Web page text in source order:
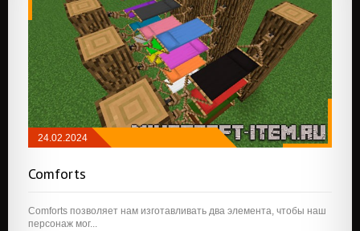
24.02.2024
ОРУЖИЕ И ИНСТРУМЕНТЫ
Comforts
Comforts позволяет нам изготавливать два элемента, чтобы наш
персонаж мог...